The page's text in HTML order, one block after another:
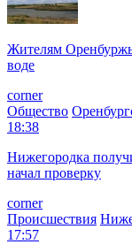
Жителям
воде
corner
Общество
18:38
Нижегородка
начал проверку
corner
Происшествия
17:57